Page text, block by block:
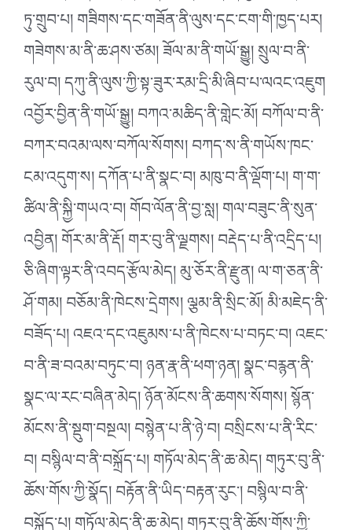
ཏུ་གྲུབ་པ། གཟིགས་དང་གཟོན་ནི་ལུས་དང་ངག་གི་ཁྱད་པར།
གཟེགས་མ་ནི་ཆ་ཤས་ཙམ། ཟོལ་མ་ནི་གཡོ་སྒྱུ། སྲུལ་བ་ནི་
རུལ་བ། དཀུ་ནི་ལུས་ཀྱི་སྟ་ཟུར་རམ་དྲི་མི་ཞིབ་པ་ལའང་འཇུག
འབྱོར་བྱིན་ནི་གཡོ་སྒྱུ། བཀའ་མཆིད་ནི་གླེང་མོ། བཀོལ་བ་ནི་
བཀར་བའམ་ལས་བཀོལ་སོགས། བཀད་ས་ནི་གཡོས་ཁང་
ངམ་འདུག་ས། དཀོན་པ་ནི་སྣང་བ། མཁུ་བ་ནི་ལྡོག་པ། ག་ག་
ཚིལ་ནི་སྐྱི་གཡའ་བ། གོབ་ལོན་ནི་བྱ་སླ། གལ་བཟུང་ནི་སུན་
འབྱིན། གོར་མ་ནི་རྡོ། གར་བུ་ནི་ལྗགས། བརྡེད་པ་ནི་འདྲིད་པ།
ཅི་ཞིག་ལྟར་ནི་འབད་རྩོལ་མེད། མུ་ཅོར་ནི་རྫུན། ལ་ག་ཅན་ནི་
ཤོ་གམ། བཅོམ་ནི་ཁེངས་དྲེགས། ལྕམ་ནི་སྲིང་མོ། མི་མཇེད་ནི་
བཟོད་པ། འཇའ་དང་འཇུམས་པ་ནི་ཁེངས་པ་བཏང་བ། འཇང་
བ་ནི་ཟ་བའམ་བཏུང་བ། ཉན་རྣ་ནི་ཕག་ཉན། སྣང་བརྙན་ནི་
སྣང་ལ་རང་བཞིན་མེད། ཉོན་མོངས་ནི་ཆགས་སོགས། སྙོན་
མོངས་ནི་སྡུག་བསྔལ། བསྙེན་པ་ནི་ཉེ་བ། བསྲིངས་པ་ནི་རིང་
བ། བསྙིལ་བ་ནི་བསྐྲོད་པ། གཏོལ་མེད་ནི་ཆ་མེད། གཏུར་བུ་ནི་
ཆོས་གོས་ཀྱི་སྣོད། བརྟོན་ནི་ཡིད་བརྟན་རུང༌། བསྙིལ་བ་ནི་